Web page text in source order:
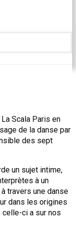
La Scala Paris en
de la danse par
des sept
un sujet intime,
à un
travers une danse
dans les origines
celle-ci a sur nos